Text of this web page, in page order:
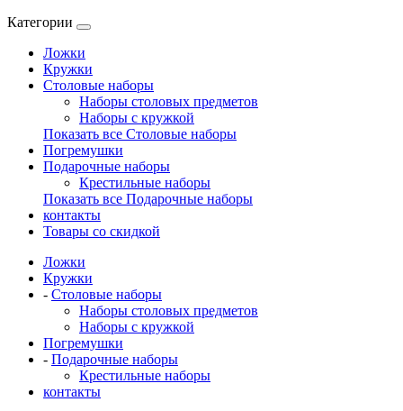
Категории
Ложки
Кружки
Столовые наборы
Наборы столовых предметов
Наборы с кружкой
Показать все Столовые наборы
Погремушки
Подарочные наборы
Крестильные наборы
Показать все Подарочные наборы
контакты
Товары со скидкой
Ложки
Кружки
- Столовые наборы
Наборы столовых предметов
Наборы с кружкой
Погремушки
- Подарочные наборы
Крестильные наборы
контакты